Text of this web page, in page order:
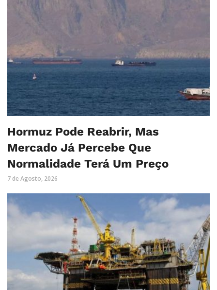
Hormuz Pode Reabrir, Mas
Mercado Já Percebe Que
Normalidade Terá Um Preço
7 de Agosto, 2026